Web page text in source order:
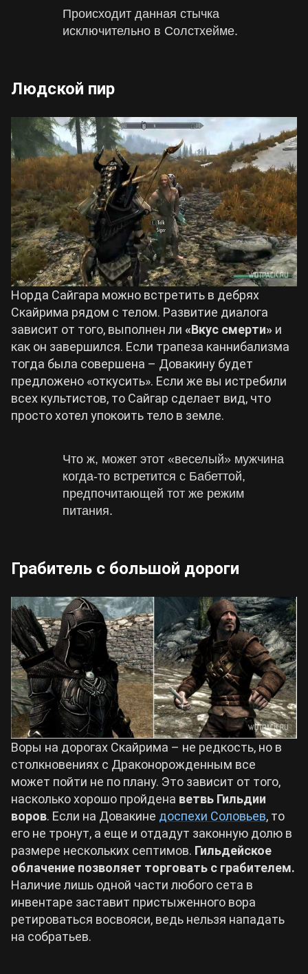
Происходит данная стычка
исключительно в Солстхейме.
Людской пир
Норда Сайгара можно встретить в дебрях
Скайрима рядом с телом. Развитие диалога
зависит от того, выполнен ли «Вкус смерти» и
как он завершился. Если трапеза каннибализма
тогда была совершена – Довакину будет
предложено «откусить». Если же вы истребили
всех культистов, то Сайгар сделает вид, что
просто хотел упокоить тело в земле.
Что ж, может этот «веселый» мужчина
когда-то встретится с Бабеттой,
предпочитающей тот же режим
питания.
Грабитель с большой дороги
Воры на дорогах Скайрима – не редкость, но в
столкновениях с Драконорожденным все
может пойти не по плану. Это зависит от того,
насколько хорошо пройдена ветвь Гильдии
воров. Если на Довакине доспехи Соловьев, то
его не тронут, а еще и отдадут законную долю в
размере нескольких септимов. Гильдейское
облачение позволяет торговать с грабителем.
Наличие лишь одной части любого сета в
инвентаре заставит пристыженного вора
ретироваться восвояси, ведь нельзя нападать
на собратьев.